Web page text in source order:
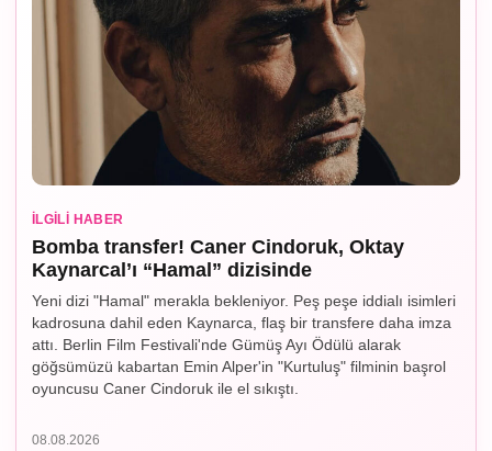
İLGILI HABER
Bomba transfer! Caner Cindoruk, Oktay
Kaynarcal’ı “Hamal” dizisinde
Yeni dizi "Hamal" merakla bekleniyor. Peş peşe iddialı isimleri
kadrosuna dahil eden Kaynarca, flaş bir transfere daha imza
attı. Berlin Film Festivali'nde Gümüş Ayı Ödülü alarak
göğsümüzü kabartan Emin Alper'in "Kurtuluş" filminin başrol
oyuncusu Caner Cindoruk ile el sıkıştı.
08.08.2026